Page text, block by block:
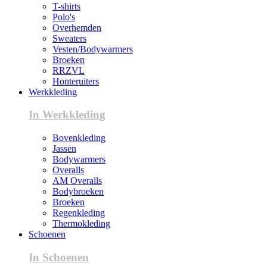
T-shirts
Polo's
Overhemden
Sweaters
Vesten/Bodywarmers
Broeken
RRZVL
Honteruiters
Werkkleding
In Werkkleding
Bovenkleding
Jassen
Bodywarmers
Overalls
AM Overalls
Bodybroeken
Broeken
Regenkleding
Thermokleding
Schoenen
In Schoenen